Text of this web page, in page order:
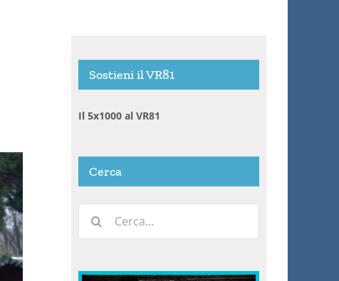
Sostieni il VR81
Il 5x1000 al VR81
Cerca
per: